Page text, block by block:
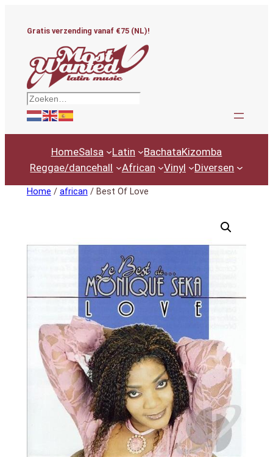
Gratis verzending vanaf €75 (NL)!
Zoeken
HomeSalsa Latin BachataKizomba
Reggae/dancehall
African Vinyl Diversen
Home / african / Best Of Love